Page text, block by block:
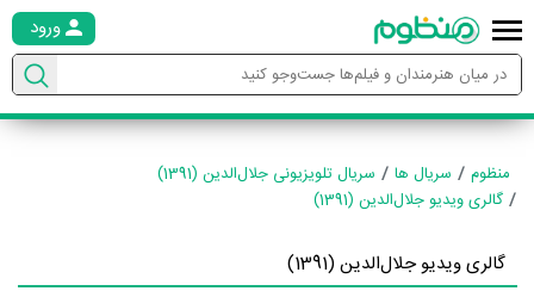
ورود
منظوم سریال ها
سریال تلویزیونی جلال‌الدین (1391)
گالری ویدیو جلال‌الدین (1391)
گالری ویدیو جلال‌الدین (1391)